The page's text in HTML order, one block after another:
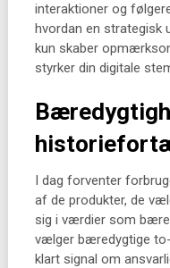
interaktioner og
hvordan en strategisk
kun skaber
styrker din digitale
I dag forventer
af de produkter, de
sig i værdier som
vælger bæredygtige
klart signal om